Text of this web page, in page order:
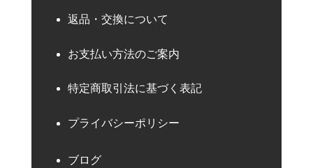
返品・交換について
お支払い方法のご案内
特定商取引法に基づく表記
プライバシーポリシー
ブログ